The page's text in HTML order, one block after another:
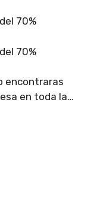
70%
70%
encontraras
en toda la…